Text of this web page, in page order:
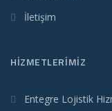
İletişim
HIZMETLERIMIZ
Entegre Lojistik